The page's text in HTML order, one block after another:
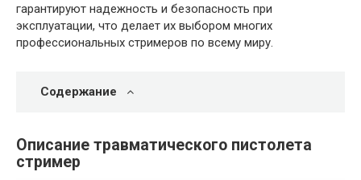
гарантируют надежность и безопасность при
эксплуатации, что делает их выбором многих
профессиональных стримеров по всему миру.
Содержание
Описание травматического пистолета
стример